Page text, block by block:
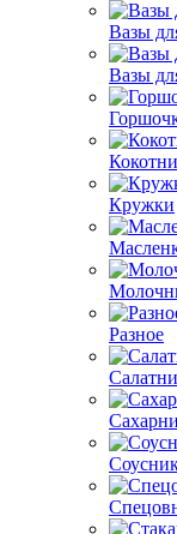
Вазы
Вазы
Кружки
Разное